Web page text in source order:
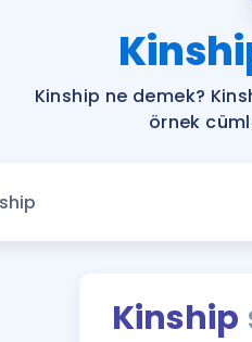
Kinship ne demek?
örnek
Kinship